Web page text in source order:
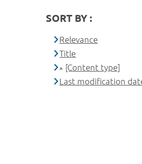
SORT BY :
Relevance
Title
[Content type]
Last modification